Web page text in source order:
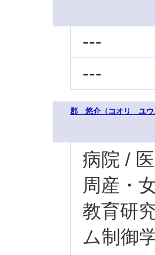
---
---
郡 悠介（コオリ ユウ
病院 /
周産・
教育研
ム制御